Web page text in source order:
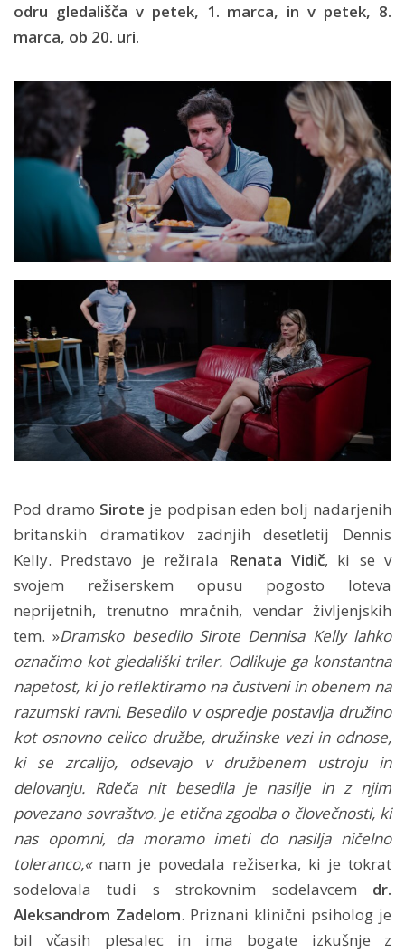
odru gledališča v petek, 1. marca, in v petek, 8.
marca, ob 20. uri.
Pod dramo Sirote je podpisan eden bolj nadarjenih
britanskih dramatikov zadnjih desetletij Dennis
Kelly. Predstavo je režirala
Renata Vidič, ki se v
svojem režiserskem opusu pogosto loteva
neprijetnih, trenutno mračnih, vendar življenjskih
tem. »Dramsko besedilo Sirote Dennisa Kelly lahko
označimo kot gledališki triler. Odlikuje ga konstantna
napetost, ki jo reflektiramo na čustveni in obenem na
razumski ravni. Besedilo v ospredje postavlja družino
kot osnovno celico družbe, družinske vezi in odnose,
ki se zrcalijo, odsevajo v družbenem ustroju in
delovanju. Rdeča nit besedila je nasilje in z njim
povezano sovraštvo. Je etična zgodba o človečnosti, ki
nas opomni, da moramo imeti do nasilja ničelno
toleranco,« nam je povedala režiserka, ki je tokrat
sodelovala tudi s strokovnim sodelavcem dr.
Aleksandrom Zadelom. Priznani klinični psiholog je
bil včasih plesalec in ima bogate izkušnje z